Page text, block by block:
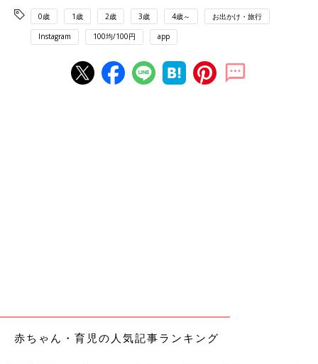
0歳 1歳 2歳 3歳 4歳～ お出かけ・旅行
Instagram 100均/100円 app
赤ちゃん・育児の人気記事ランキング